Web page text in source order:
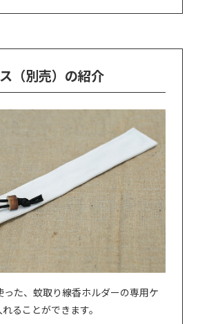
（別売）の紹介
った、蚊取り線香ホルダーの専用ケ
ることができます。